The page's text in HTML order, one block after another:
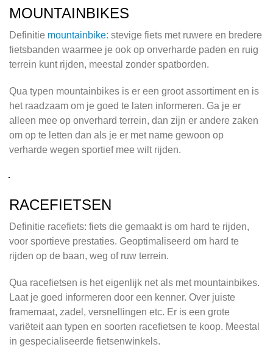
MOUNTAINBIKES
Definitie mountainbike: stevige fiets met ruwere en bredere
fietsbanden waarmee je ook op onverharde paden en ruig
terrein kunt rijden, meestal zonder spatborden.
Qua typen mountainbikes is er een groot assortiment en is
het raadzaam om je goed te laten informeren. Ga je er
alleen mee op onverhard terrein, dan zijn er andere zaken
om op te letten dan als je er met name gewoon op
verharde wegen sportief mee wilt rijden.
RACEFIETSEN
Definitie racefiets: fiets die gemaakt is om hard te rijden,
voor sportieve prestaties. Geoptimaliseerd om hard te
rijden op de baan, weg of ruw terrein.
Qua racefietsen is het eigenlijk net als met mountainbikes.
Laat je goed informeren door een kenner. Over juiste
framemaat, zadel, versnellingen etc. Er is een grote
variëteit aan typen en soorten racefietsen te koop. Meestal
in gespecialiseerde fietsenwinkels.